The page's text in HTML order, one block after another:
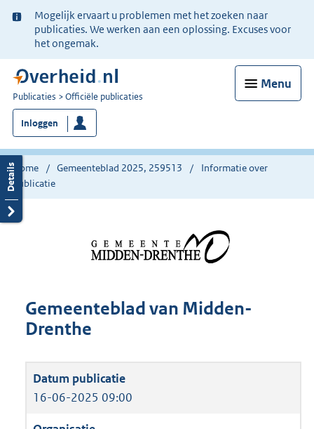
Ter
informatie:
Mogelijk ervaart u problemen met het zoeken naar
publicaties. We werken aan een oplossing. Excuses voor
het ongemak.
Menu
U
bent
nu
hier:
Publicaties Officiële publicaties
Inloggen
Home Gemeenteblad 2025, 259513
Informatie over
publicatie
Gemeenteblad van Midden-
Drenthe
16-06-2025 09:00